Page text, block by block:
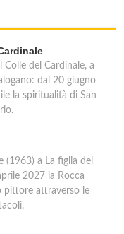
del Cardinale, a
dal 20 giugno
la spiritualità di San
(1963) a La figlia del
2027 la Rocca
pittore attraverso le